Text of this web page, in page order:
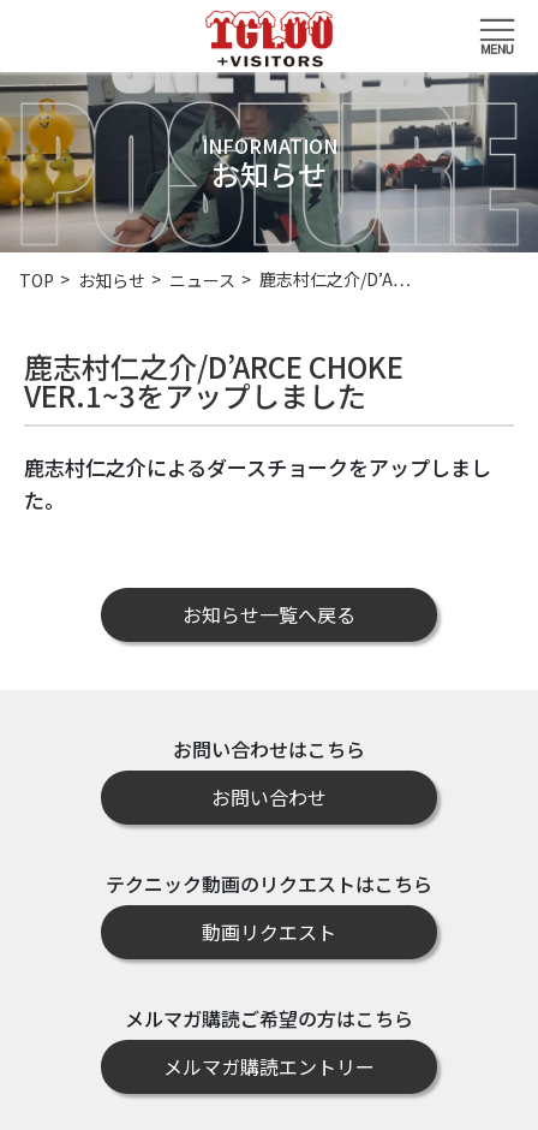
INFORMATION
お知らせ
TOP お知らせ ニュース 鹿志村仁之介/D’A…
鹿志村仁之介/D’ARCE CHOKE
VER.1~3をアップしました
鹿志村仁之介によるダースチョークをアップしまし
た。
お知らせ一覧へ戻る
お問い合わせはこちら
お問い合わせ
テクニック動画のリクエストはこちら
動画リクエスト
メルマガ購読ご希望の方はこちら
メルマガ購読エントリー